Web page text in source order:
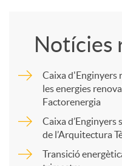
Notícies
Caixa d'Enginyers
les energies
Factorenergia
Caixa d’Enginyers
de l’Arquitectura
Transició